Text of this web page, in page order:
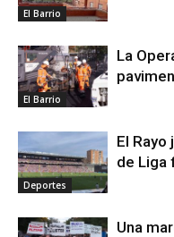
El Barrio
El Barrio
La
Deportes
El
de Liga
Una